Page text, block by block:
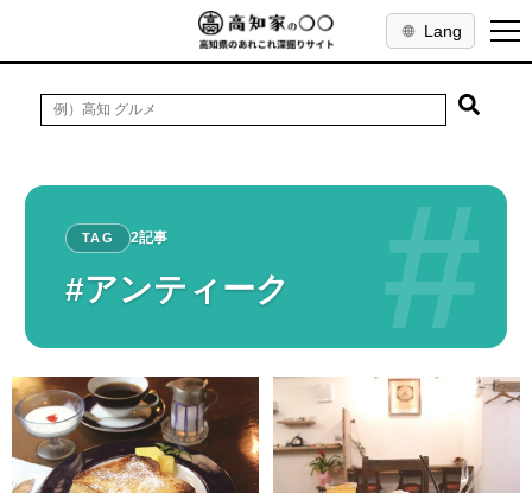
Lang
#
TAG 2記事
#アンティーク